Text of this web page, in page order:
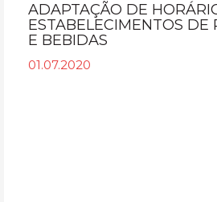
ADAPTAÇÃO DE
ESTABELECIMENTOS DE
E BEBIDAS
01.07.2020